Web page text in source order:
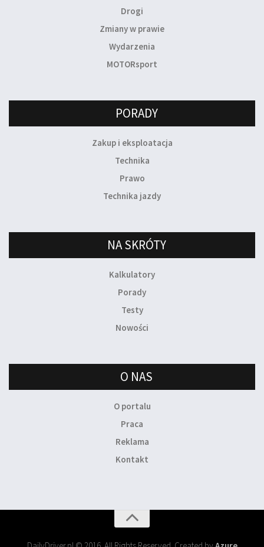
Drogi
Zmiany w prawie
Wydarzenia
MOTORsport
PORADY
Zakup i eksploatacja
Technika
Prawo
Technika jazdy
NA SKRÓTY
Kalkulatory
Porady
Testy
Nowości
O NAS
O portalu
Praca
Reklama
Kontakt